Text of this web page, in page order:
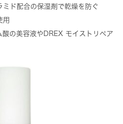
ミド配合の保湿剤で乾燥を防ぐ
用
酸の美容液やDREX モイストリペア